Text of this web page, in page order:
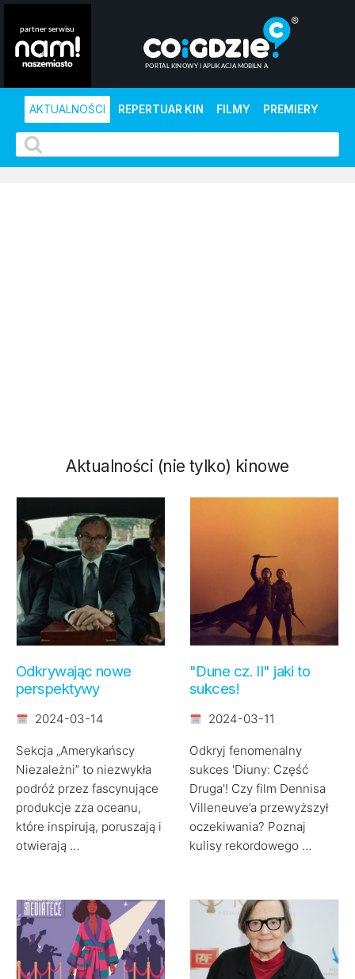
AKTUALNOŚCI REPERTUAR KIN FILMY PREMIERY
Aktualności (nie tylko) kinowe
Odkrywając nowe
perspektywy
2024-03-14
Sekcja „Amerykańscy
Niezależni” to niezwykła
podróż przez fascynujące
produkcje zza oceanu,
które inspirują, poruszają i
otwierają …
"Dune cz. II" jaki to
sukces!
2024-03-11
Odkryj fenomenalny
sukces 'Diuny: Część
Druga'! Czy film Dennisa
Villeneuve’a przewyższył
oczekiwania? Poznaj
kulisy rekordowego …